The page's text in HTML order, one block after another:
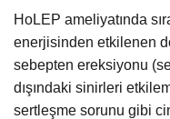
HoLEP ameliyatında
enerjisinden etkilenen
sebepten ereksiyonu
dışındaki sinirleri
sertleşme sorunu gibi